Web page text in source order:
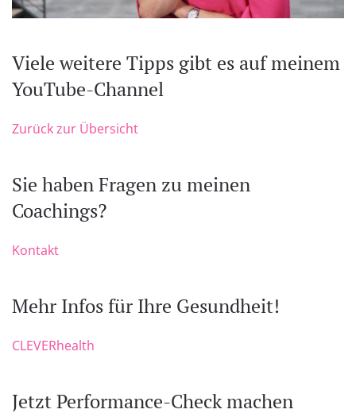
Viele weitere Tipps gibt es auf meinem
YouTube-Channel
Zurück zur Übersicht
Sie haben Fragen zu meinen
Coachings?
Kontakt
Mehr Infos für Ihre Gesundheit!
CLEVERhealth
Jetzt Performance-Check machen